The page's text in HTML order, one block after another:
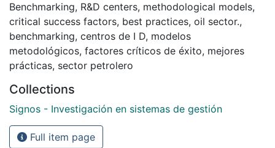
Benchmarking, R&D centers, methodological models,
critical success factors, best practices, oil sector.,
benchmarking, centros de I D, modelos
metodológicos, factores críticos de éxito, mejores
prácticas, sector petrolero
Collections
Signos - Investigación en sistemas de gestión
Full item page